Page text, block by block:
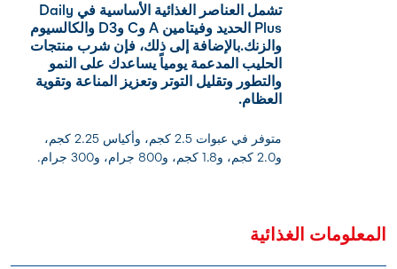
تشمل العناصر الغذائية الأساسية في Daily
Plus الحديد وفيتامين A وC وD3 والكالسيوم
والزنك.بالإضافة إلى ذلك، فإن شرب منتجات
الحليب المدعمة يومياً يساعدك على النمو
والتطور وتقليل التوتر وتعزيز المناعة وتقوية
العظام.
متوفر في عبوات 2.5 كجم، وأكياس 2.25 كجم،
و2.0 كجم، و1.8 كجم، و800 جرام، و300 جرام.
المعلومات الغذائية